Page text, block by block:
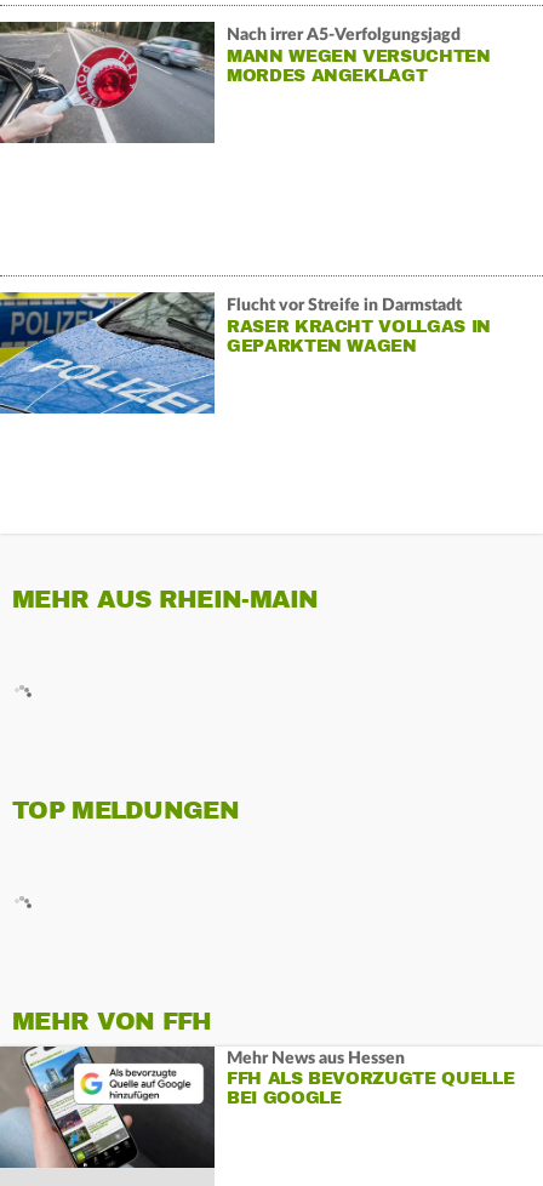
Nach irrer A5-Verfolgungsjagd
MANN WEGEN VERSUCHTEN
MORDES ANGEKLAGT
Flucht vor Streife in Darmstadt
RASER KRACHT VOLLGAS IN
GEPARKTEN WAGEN
MEHR AUS RHEIN-MAIN
TOP MELDUNGEN
MEHR VON FFH
Mehr News aus Hessen
FFH ALS BEVORZUGTE QUELLE
BEI GOOGLE